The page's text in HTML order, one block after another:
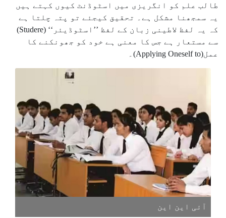
طالب علم کو انگریزی میں اسٹوڈنٹ کیوں کہتے ہیں
یہ سمجھنا مشکل ہے۔ تحقیق کیجئے تو پتہ چلتا ہے
کہ یہ لفظ لاطینی زبان کے لفظ ’’اسٹوڈیئر‘‘ (Studere)
سے مستعار ہے جس کا معنی ہے خود کو جھونکنے کا
عمل(Applying Oneself to)۔
آئی این این